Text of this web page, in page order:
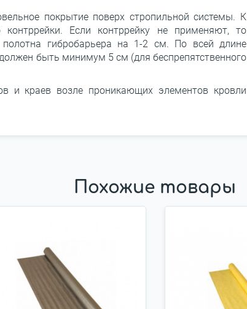
покрытие поверх стропильной системы. К
Если контррейку не применяют, то
полотна гибробарьера на 1-2 см. По всей длине
быть минимум 5 см (для беспрепятственного
и краев возле проникающих элементов кровли
Похожие товары